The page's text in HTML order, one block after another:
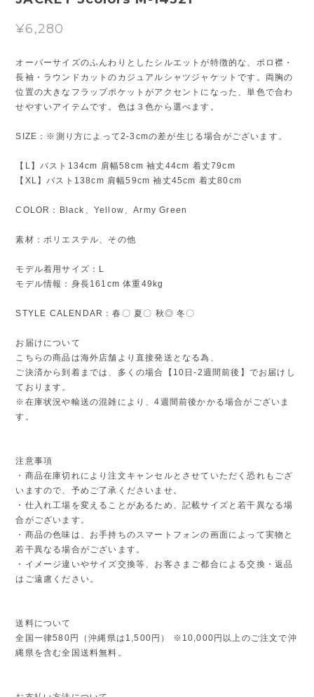
¥6,280
オーバーサイズのふんわりとしたシルエットが特徴的な、ポロ襟・
長袖・ラウンドカットのカジュアルシャツジャケットです。両胸の
位置の大きなフラップポケットがアクセントになった、単色で合わ
せやすいアイテムです。色は３色から選べます。
SIZE：※測り方によって2-3cmの差が生じる場合がございます。
【L】バスト134cm 肩幅58cm 袖丈44cm 着丈79cm
【XL】バスト138cm 肩幅59cm 袖丈45cm 着丈80cm
COLOR：Black、Yellow、Army Green
素材：ポリエステル、その他
モデル着用サイズ：L
モデル情報：身長161cm 体重49kg
STYLE CALENDAR：春〇 夏〇 秋◎ 冬〇
お届けについて
こちらの商品は海外店舗より直接発送となる為、
ご決済から到着までは、多くの場合【10日-2週間前後】でお届けし
ております。
※在庫状況や輸送の混雑により、4週間前後かかる場合がございま
す。
注意事項
・商品在庫切れにより注文キャンセルとさせていただく恐れもござ
いますので、予めご了承くださいませ。
・仕入れ工場を変えることがあるため、記載サイズと若干異なる場
合がございます。
・商品の色味は、お手持ちのスマートフォンの画面によって実物と
若干異なる場合がございます。
・イメージ違いやサイズ交換等、お客さまご都合による交換・返品
はご遠慮ください。
送料について
全国一律580円（沖縄県は1,500円） ※10,000円以上のご注文で沖
縄県を含む全国送料無料。